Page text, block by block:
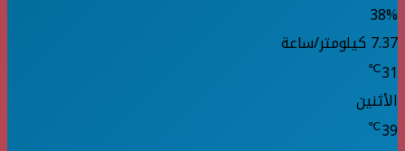
38%
7.37 كيلومتر/ساعة
31
℃
الأثنين
39
℃